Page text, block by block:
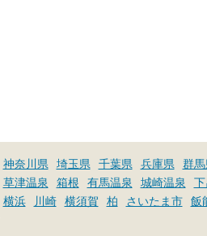
神奈川県 埼玉県 千葉県 兵庫県 群馬
草津温泉 箱根 有馬温泉 城崎温泉
横浜 川崎 横須賀 柏 さいたま市 飯